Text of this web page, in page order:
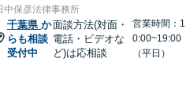
中保彦法律事務所
千葉県 か
らも相談
受付中
面談方法(対面・
電話・ビデオな
ど)は応相談
営業時間：1
0:00~19:00
（平日）